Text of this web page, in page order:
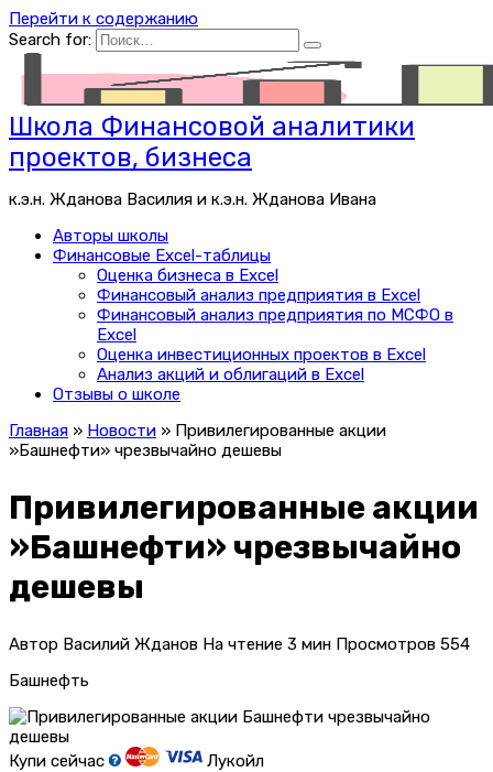
Перейти к содержанию
Search for:
Школа Финансовой аналитики
проектов, бизнеса
к.э.н. Жданова Василия и к.э.н. Жданова Ивана
Авторы школы
Финансовые Excel-таблицы
Оценка бизнеса в Excel
Финансовый анализ предприятия в Excel
Финансовый анализ предприятия по МСФО в
Excel
Оценка инвестиционных проектов в Excel
Анализ акций и облигаций в Excel
Отзывы о школе
Главная » Новости » Привилегированные акции
»Башнефти» чрезвычайно дешевы
Привилегированные акции
»Башнефти» чрезвычайно
дешевы
Автор Василий Жданов На чтение 3 мин Просмотров 554
Башнефть
Купи сейчас
Лукойл